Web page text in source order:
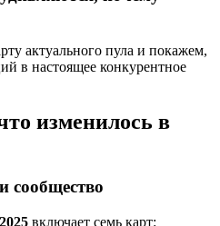
актуального пула и покажем,
в настоящее конкурентное
изменилось в
сообщество
включает семь карт: